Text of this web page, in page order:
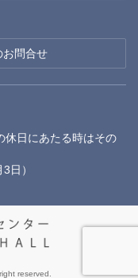
お問合せ
休日にあたる時はその
日）
reserved.